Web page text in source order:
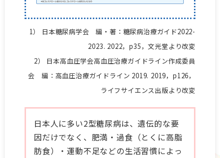
1） 日本糖尿病学会 編・著：糖尿病治療ガイド2022-
2023. 2022，p35，文光堂より改変
2） 日本高血圧学会高血圧治療ガイドライン作成委員
会 編：高血圧治療ガイドライン 2019. 2019，p126，
ライフサイエンス出版より改変
日本人に多い2型糖尿病は、遺伝的な要
因だけでなく、肥満・過食（とくに高脂
肪食）・運動不足などの生活習慣によっ